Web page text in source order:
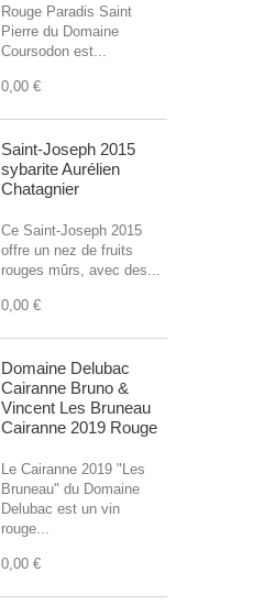
Rouge Paradis Saint
Pierre du Domaine
Coursodon est...
0,00 €
Saint-Joseph 2015
sybarite Aurélien
Chatagnier
Ce Saint-Joseph 2015
offre un nez de fruits
rouges mûrs, avec des...
0,00 €
Domaine Delubac
Cairanne Bruno &
Vincent Les Bruneau
Cairanne 2019 Rouge
Le Cairanne 2019 "Les
Bruneau" du Domaine
Delubac est un vin
rouge...
0,00 €